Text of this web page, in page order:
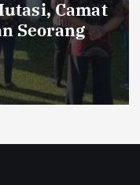
Camat
Seorang